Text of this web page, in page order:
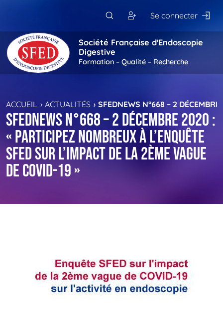
Se connecter
Société Française d'Endoscopie
Digestive
Formation – Qualité – Recherche
ACCUEIL ACTUALITÉS SFEDNEWS N°668 – 2
SFEDNews n°668 – 2 décembre 2020 :
« Participez nombreux à l’enquête
SFED sur l’impact de la 2ème vague
de COVID-19 »